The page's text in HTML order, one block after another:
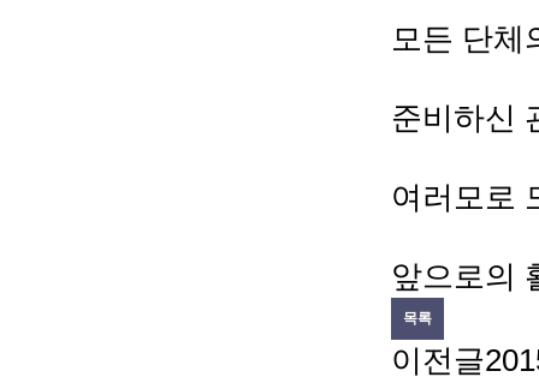
모든 단체
준비하신
여러모로
앞으로의
목록
이전글